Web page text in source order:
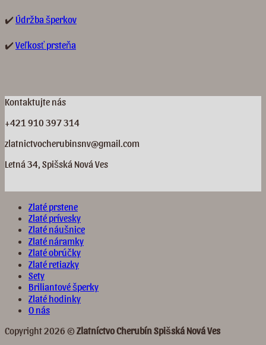
✔️ Údržba šperkov
✔️ Veľkosť prsteňa
Kontaktujte nás
+421 910 397 314
zlatnictvocherubinsnv@gmail.com
Letná 34, Spišská Nová Ves
Zlaté prstene
Zlaté prívesky
Zlaté náušnice
Zlaté náramky
Zlaté obrúčky
Zlaté retiazky
Sety
Briliantové šperky
Zlaté hodinky
O nás
Copyright 2026 © Zlatníctvo Cherubín Spišská Nová Ves